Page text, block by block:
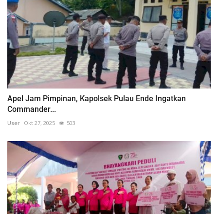
Apel Jam Pimpinan, Kapolsek Pulau Ende Ingatkan
Commander...
User Okt 27, 2025 503